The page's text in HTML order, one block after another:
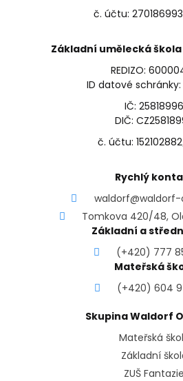
č. účtu:
Základní umělecká
REDIZO:
ID datové
IČ: 25818996
DIČ:
č. účtu:
Rychlý
Tomkova 420/48,
Základní a
(+420) 777
Mateřská
(+420) 604
Skupina Waldorf
Mateřská
Základní
ZUŠ Fantazie